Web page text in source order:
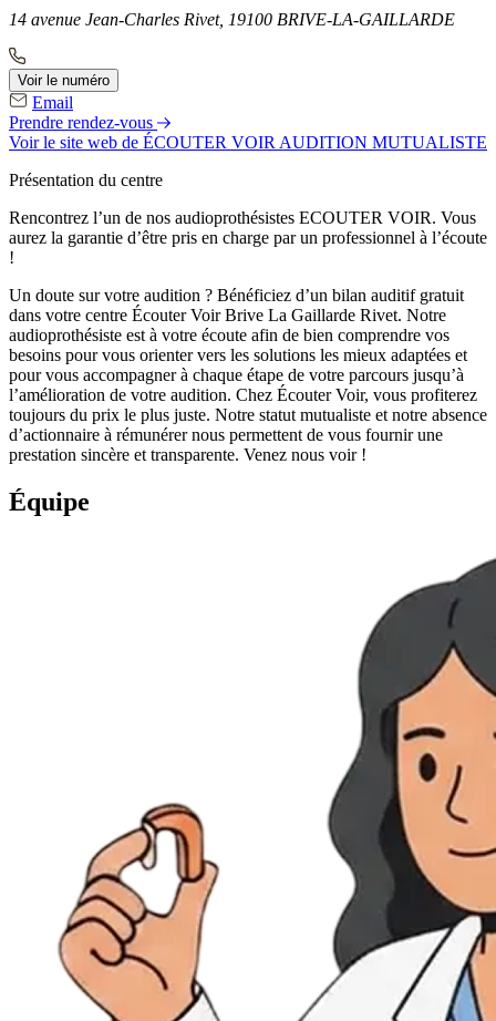
14 avenue Jean-Charles Rivet, 19100 BRIVE-LA-GAILLARDE
Voir le numéro
Email
Prendre rendez-vous
Voir le site web de ÉCOUTER VOIR AUDITION MUTUALISTE
Présentation du centre
Rencontrez l’un de nos audioprothésistes ECOUTER VOIR. Vous
aurez la garantie d’être pris en charge par un professionnel à l’écoute
!
Un doute sur votre audition ? Bénéficiez d’un bilan auditif gratuit
dans votre centre Écouter Voir Brive La Gaillarde Rivet. Notre
audioprothésiste est à votre écoute afin de bien comprendre vos
besoins pour vous orienter vers les solutions les mieux adaptées et
pour vous accompagner à chaque étape de votre parcours jusqu’à
l’amélioration de votre audition. Chez Écouter Voir, vous profiterez
toujours du prix le plus juste. Notre statut mutualiste et notre absence
d’actionnaire à rémunérer nous permettent de vous fournir une
prestation sincère et transparente. Venez nous voir !
Équipe